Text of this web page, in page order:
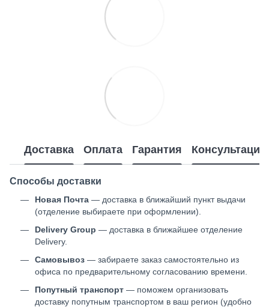
Доставка Оплата Гарантия Консультация
Способы доставки
Новая Почта — доставка в ближайший пункт выдачи
(отделение выбираете при оформлении).
Delivery Group — доставка в ближайшее отделение
Delivery.
Самовывоз — забираете заказ самостоятельно из
офиса по предварительному согласованию времени.
Попутный транспорт — поможем организовать
доставку попутным транспортом в ваш регион (удобно